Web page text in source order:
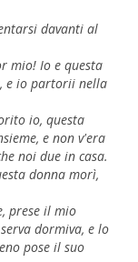
davanti al
mio! Io e questa
e io partorii nella
io, questa
e non v'era
noi due in casa.
donna morì,
prese il mio
dormiva, e lo
pose il suo